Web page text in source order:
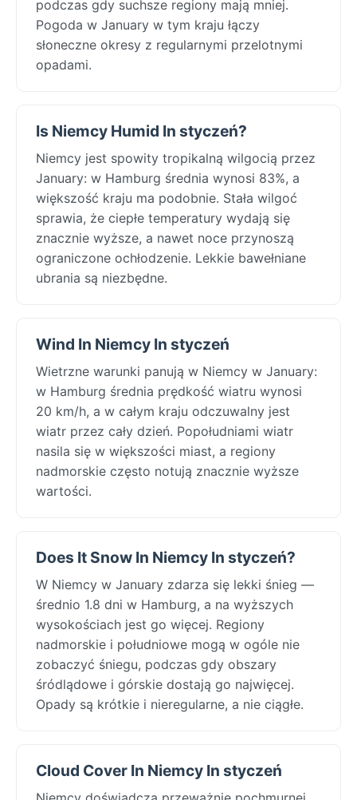
podczas gdy suchsze regiony mają mniej.
Pogoda w January w tym kraju łączy
słoneczne okresy z regularnymi przelotnymi
opadami.
Is Niemcy Humid In styczeń?
Niemcy jest spowity tropikalną wilgocią przez
January: w Hamburg średnia wynosi 83%, a
większość kraju ma podobnie. Stała wilgoć
sprawia, że ciepłe temperatury wydają się
znacznie wyższe, a nawet noce przynoszą
ograniczone ochłodzenie. Lekkie bawełniane
ubrania są niezbędne.
Wind In Niemcy In styczeń
Wietrzne warunki panują w Niemcy w January:
w Hamburg średnia prędkość wiatru wynosi
20 km/h, a w całym kraju odczuwalny jest
wiatr przez cały dzień. Popołudniami wiatr
nasila się w większości miast, a regiony
nadmorskie często notują znacznie wyższe
wartości.
Does It Snow In Niemcy In styczeń?
W Niemcy w January zdarza się lekki śnieg —
średnio 1.8 dni w Hamburg, a na wyższych
wysokościach jest go więcej. Regiony
nadmorskie i południowe mogą w ogóle nie
zobaczyć śniegu, podczas gdy obszary
śródlądowe i górskie dostają go najwięcej.
Opady są krótkie i nieregularne, a nie ciągłe.
Cloud Cover In Niemcy In styczeń